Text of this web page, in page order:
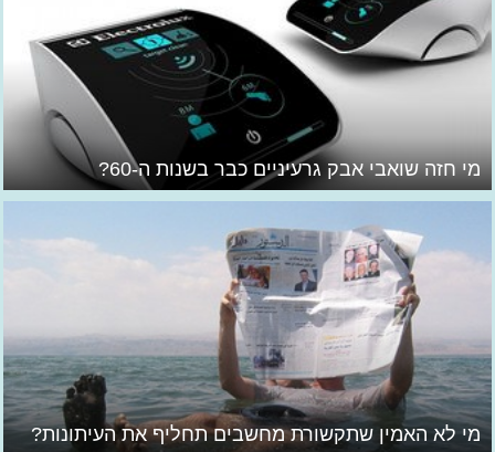
מי חזה שואבי אבק גרעיניים כבר בשנות ה-60?
מי לא האמין שתקשורת מחשבים תחליף את העיתונות?